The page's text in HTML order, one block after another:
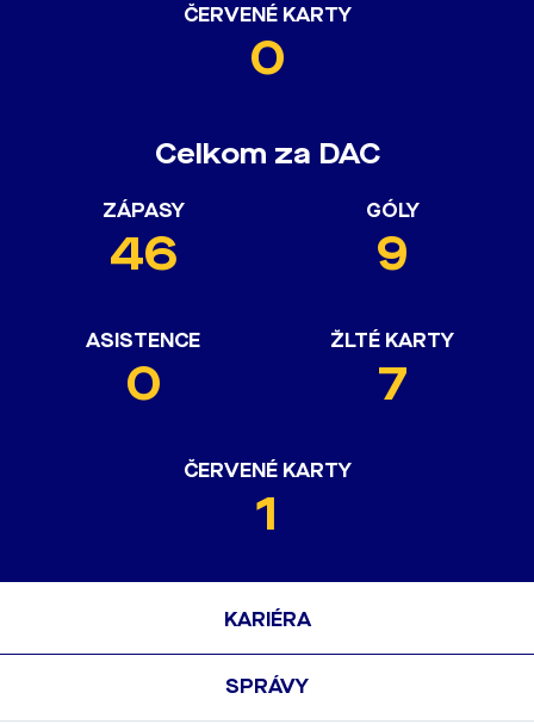
ČERVENÉ KARTY
0
Celkom za DAC
ZÁPASY
46
GÓLY
9
ASISTENCE
0
ŽLTÉ KARTY
7
ČERVENÉ KARTY
1
KARIÉRA
SPRÁVY